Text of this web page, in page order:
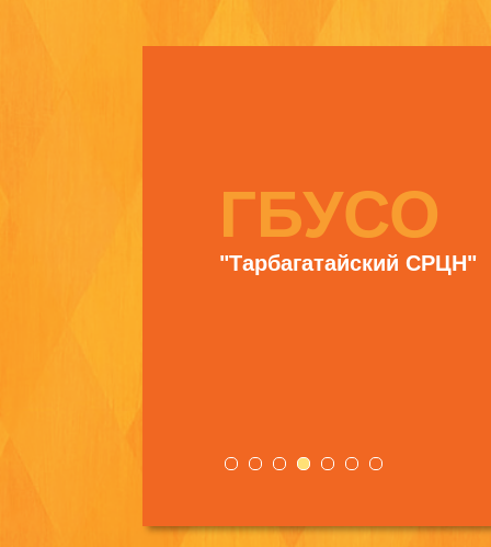
ГБУСО
"Тарбагатайский СРЦН"